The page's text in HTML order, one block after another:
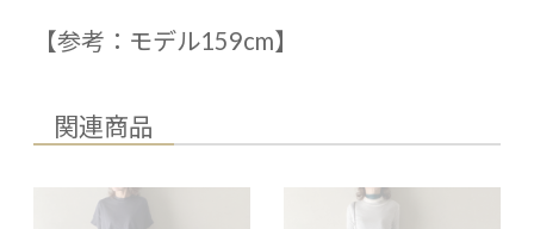
【参考：モデル159cm】
関連商品